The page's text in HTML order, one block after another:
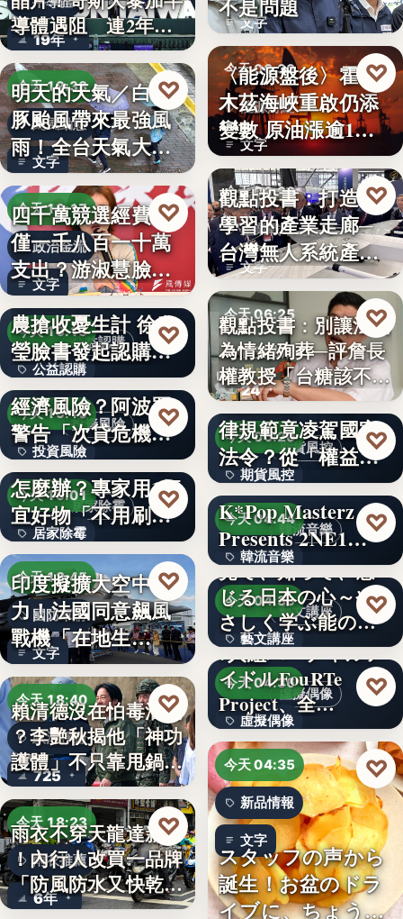
19年
導體遇阻 連2年
參…
今天 19:38
颱風動態
文字
明天的天氣／白海
豚颱風帶來最強風
雨！全台天氣大轉
變「豪雨…
♡
今天 19:17
政治金流
文字
四千萬競選經費，
僅一千八百一十萬
支出？游淑慧臉書
追問鄭：…
♡
公益認購
今天 19:15
公益認購
文字
颱風來襲 五峰鄉果
農搶收憂生計 徐欣
瑩臉書發起認購水
梨行…
♡
投資風險
今天 19:10
投資風險
文字
AI投資恐成下一個
經濟風險？阿波羅
警告「次貸危機
式」逆轉…
♡
居家除霉
今天 19:01
居家除霉
文字
牆壁反覆潮濕發霉
怎麼辦？專家用1便
宜好物「不用刷清
除陳年…
♡
今天 18:45
國防軍購
文字
印度擬擴大空中戰
力！法國同意飆風
戰機「在地生
產」，機隊規…
♡
今天 18:40
政治評論
725
賴清德沒在怕毒油案
？李艷秋揭他「神功
護體」不只靠甩鍋盧
秀…
♡
今天 18:23
雨衣推薦
6年
雨衣不穿天龍達新牌
！內行人改買一品牌
「防風防水又快乾、
穿…
♡
文字
不是問題
今天 06:30
能源財經
文字
〈能源盤後〉霍爾
木茲海峽重啟仍添
變數 原油漲逾1%
但周…
♡
今天 06:30
產業戰略
文字
觀點投書：打造會
學習的產業走廊─
台灣無人系統產業
需要的是…
♡
今天 06:25
食安法治
24
觀點投書：別讓法治
為情緒殉葬─評詹長
權教授「台糖該不該
通…
♡
期貨風控
今天 06:20
期貨風控
文字
觀點投書：公會自
律規範竟凌駕國家
法令？從「權益
數」定義看…
♡
韓流音樂
今天 04:44
韓流音樂
文字
K*Pop Masterz
Presents 2NE1…
♡
藝文講座
今天 04:39
藝文講座
1,000円
見て、知って、感
じる日本の心～や
さしく学ぶ能の世
界へ
♡
虛擬偶像
今天 04:36
虛擬偶像
10
7人組バーチャルア
イドルFouRTe
Project、全…
♡
今天 04:35
新品情報
文字
スタッフの声から
誕生！お盆のドラ
イブに、ちょうど
♡